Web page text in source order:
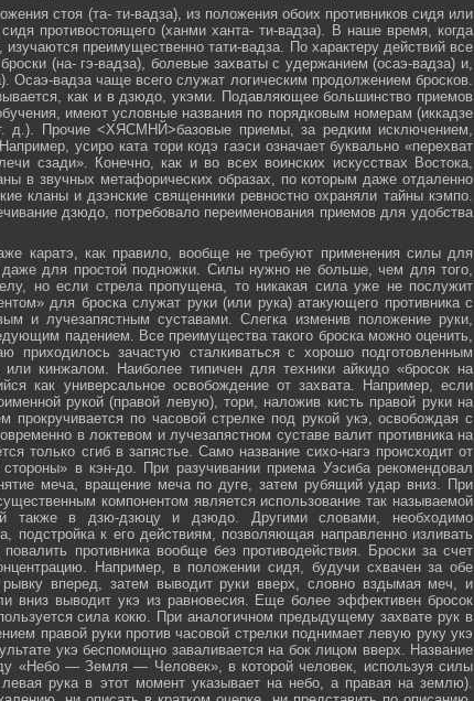
стоя (та- ти-вадза), из положения обоих противников сидя или
противостоящего (ханми ханта- ти-вадза). В наше время, когда
преимущественно тати-вадза. По характеру действий все
(на- гэ-вадза), болевые захваты с удержанием (осаэ-вадза) и,
Осаэ-вадза чаще всего служат логическим продолжением бросков.
как и в дзюдо, укэми. Подавляющее большинство приемов
имеют условные названия по порядковым номерам (иккадзе
д.). Прочие <ХЯСМНЙ>базовые приемы, за редким исключением,
усиро ката тори кодэ гаэси означает буквально «перехват
сзади». Конечно, как и во всех воинских искусствах Востока,
в звучных метафорических образах, по которым даже отдаленно
кланы и дзэнские священники ревностно охраняли тайны кэмпо.
дзюдо, потребовало переименования приемов для удобства
каратэ, как правило, вообще не требуют применения силы для
для простой подножки. Силы нужно не больше, чем для того,
но если стрела пропущена, то никакая сила уже не послужит
для броска служат руки (или рука) атакующего противника с
и лучезапястным суставами. Слегка изменив положение руки,
падением. Все преимущества такого броска можно оценить,
приходилось зачастую сталкиваться с хорошо подготовленным
кинжалом. Наиболее типичен для техники айкидо «бросок на
как универсальное освобождение от захвата. Например, если
рукой (правой левую), тори, наложив кисть правой руки на
прокручивается по часовой стрелке под рукой укэ, освобождая с
в локтевом и лучезапястном суставе валит противника на
только сгиб в запястье. Само название сихо-нагэ происходит от
в кэн-до. При разучивании приема Уэсиба рекомендовал
меча, вращение меча по дуге, затем рубящий удар вниз. При
компонентом является использование так называемой
также в дзю-дзюцу и дзюдо. Другими словами, необходимо
подстройка к его действиям, позволяющая направленно изливать
противника вообще без противодействия. Броски за счет
Например, в положении сидя, будучи схвачен за обе
рывку вперед, затем выводит руки вверх, словно вздымая меч, и
вниз выводит укэ из равновесия. Еще более эффективен бросок
сила кокю. При аналогичном предыдущему захвате рук в
правой руки против часовой стрелки поднимает левую руку укэ
укэ беспомощно заваливается на бок лицом вверх. Название
«Небо — Земля — Человек», в которой человек, используя силы
рука в этот момент указывает на небо, а правая на землю).